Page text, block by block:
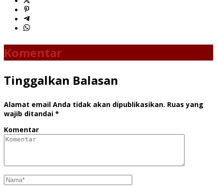
Komentar
Tinggalkan Balasan
Alamat email Anda tidak akan dipublikasikan. Ruas yang
wajib ditandai *
Komentar